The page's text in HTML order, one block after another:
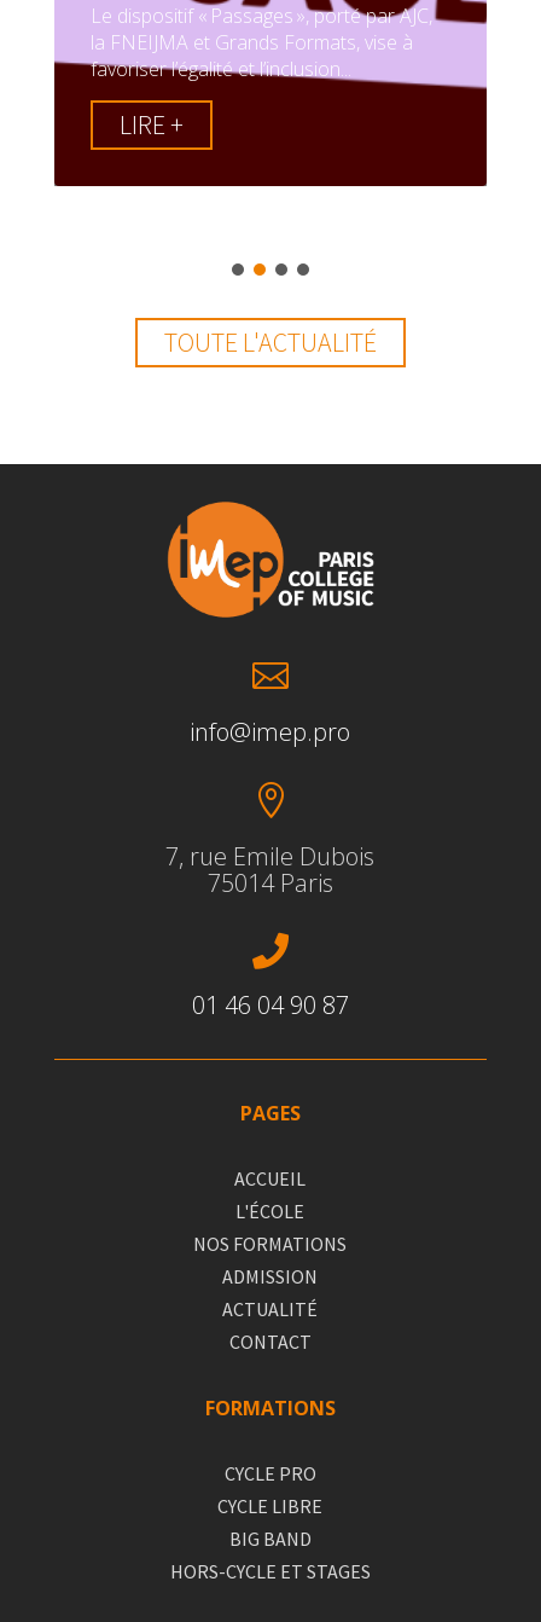
Le dispositif « Passages », porté par AJC,
la FNEIJMA et Grands Formats, vise à
favoriser l’égalité et l’inclusion...
LIRE +
TOUTE L'ACTUALITÉ

info@imep.pro

7, rue Emile Dubois
75014 Paris

01 46 04 90 87
PAGES
ACCUEIL
L'ÉCOLE
NOS FORMATIONS
ADMISSION
ACTUALITÉ
CONTACT
FORMATIONS
CYCLE PRO
CYCLE LIBRE
BIG BAND
HORS-CYCLE ET STAGES